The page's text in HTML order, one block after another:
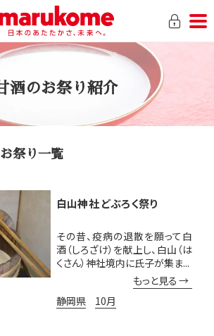
酒のお祭り紹介
祭り一覧
白山神社 どぶろく祭り
その昔、疫病の退散を願って白
酒（しろざけ）を献上し、白山（は
くさん）神社境内に氏子が集ま...
もっと見る
静岡県
10月